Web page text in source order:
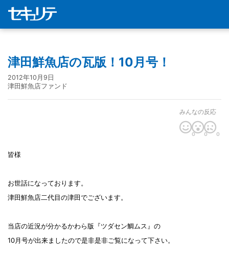
津田鮮魚店の瓦版！10月号！
2012年10月9日
津田鮮魚店ファンド
みんなの反応
0 0 0
皆様
お世話になっております。
津田鮮魚店二代目の津田でございます。
当店の近況が分かるかわら版『ツダセン鯛ムス』の
10月号が出来ましたので是非是非ご覧になって下さい。